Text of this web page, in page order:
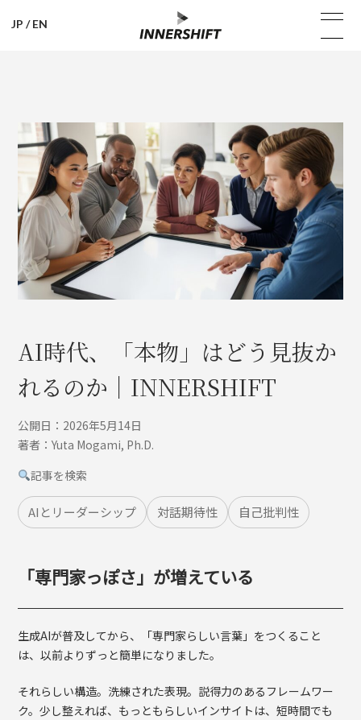
JP /EN
AI時代、「本物」はどう見抜か
れるのか｜INNERSHIFT
公開日：2026年5月14日
著者：Yuta Mogami, Ph.D.
記事を検索
AIとリーダーシップ 対話期待性 自己批判性
「専門家っぽさ」が増えている
生成AIが普及してから、「専門家らしい言葉」をつくること
は、以前よりずっと簡単になりました。
それらしい構造。洗練された表現。説得力のあるフレームワー
ク。少し整えれば、もっともらしいインサイトは、短時間でも